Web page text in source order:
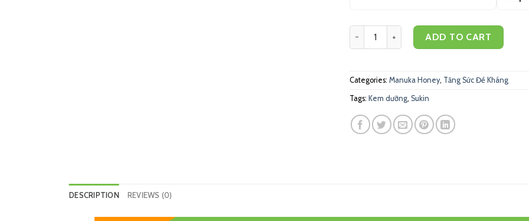
Mật ong Manuka Health MGO573+ 500g
ADD TO CART
Categories: Manuka Honey, Tăng Sức Đề Kháng
Tags: Kem dưỡng, Sukin
DESCRIPTION REVIEWS (0)